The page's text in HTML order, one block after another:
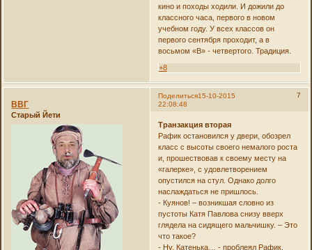
кино и походы ходили. И дожили до
классного часа, первого в новом
учебном году. У всех классов он
первого сентября проходит, а в
восьмом «В» - четвертого. Традиция.
+8
Поделиться 7
15-10-2015
22:08:48
ВВГ
Старый Йети
Транзакция вторая
Рафик остановился у двери, обозрел
класс с высоты своего немалого роста
и, прошествовав к своему месту на
«галерке», с удовлетворением
опустился на стул. Однако долго
наслаждаться не пришлось.
- Куянов! – возникшая словно из
пустоты Катя Павлова снизу вверх
глядела на сидящего мальчишку. – Это
что такое?
- Ну, Катенька… - проблеял Рафик,